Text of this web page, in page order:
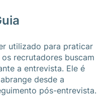
utilizado para praticar
recrutadores buscam
a entrevista. Ele é
desde a
pós-entrevista.